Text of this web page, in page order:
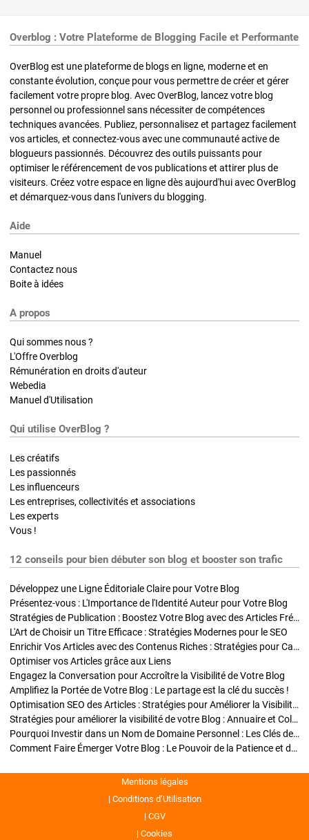
Overblog : Votre Plateforme de Blogging Facile et Performante
OverBlog est une plateforme de blogs en ligne, moderne et en
constante évolution, conçue pour vous permettre de créer et gérer
facilement votre propre blog. Avec OverBlog, lancez votre blog
personnel ou professionnel sans nécessiter de compétences
techniques avancées. Publiez, personnalisez et partagez facilement
vos articles, et connectez-vous avec une communauté active de
blogueurs passionnés. Découvrez des outils puissants pour
optimiser le référencement de vos publications et attirer plus de
visiteurs. Créez votre espace en ligne dès aujourd'hui avec OverBlog
et démarquez-vous dans l'univers du blogging.
Aide
Manuel
Contactez nous
Boite à idées
A propos
Qui sommes nous ?
L'Offre Overblog
Rémunération en droits d'auteur
Webedia
Manuel d'Utilisation
Qui utilise OverBlog ?
Les créatifs
Les passionnés
Les influenceurs
Les entreprises, collectivités et associations
Les experts
Vous !
12 conseils pour bien débuter son blog et booster son trafic
Développez une Ligne Éditoriale Claire pour Votre Blog
Présentez-vous : L'Importance de l'Identité Auteur pour Votre Blog
Stratégies de Publication : Boostez Votre Blog avec des Articles Fréquents et Exclusifs
L'Art de Choisir un Titre Efficace : Stratégies Modernes pour le SEO
Enrichir Vos Articles avec des Contenus Riches : Stratégies pour Captiver et Optimiser
Optimiser vos Articles grâce aux Liens
Engagez la Conversation pour Accroître la Visibilité de Votre Blog
Amplifiez la Portée de Votre Blog : Le partage est la clé du succès !
Optimisation SEO des Articles : Stratégies pour Améliorer la Visibilité de Votre Blog
Stratégies pour améliorer la visibilité de votre Blog : Annuaire et Collaborations
Pourquoi Investir dans un Nom de Domaine Personnel : Les Clés de la Réussite de Votre Blog
Comment Faire Émerger Votre Blog : Le Pouvoir de la Patience et de la Persévérance
Mentions légales
Conditions d’Utilisation
CGV
Cookies